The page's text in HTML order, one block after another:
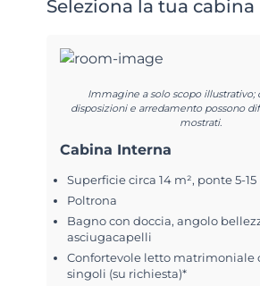
Seleziona la tua cabina
Immagine a solo scopo illustrativo;
disposizioni e arredamento possono
mostrati.
Cabina Interna
Superficie circa 14 m², ponte 5-15
Poltrona
Bagno con doccia, angolo
asciugacapelli
Confortevole letto matrimoniale
singoli (su richiesta)*